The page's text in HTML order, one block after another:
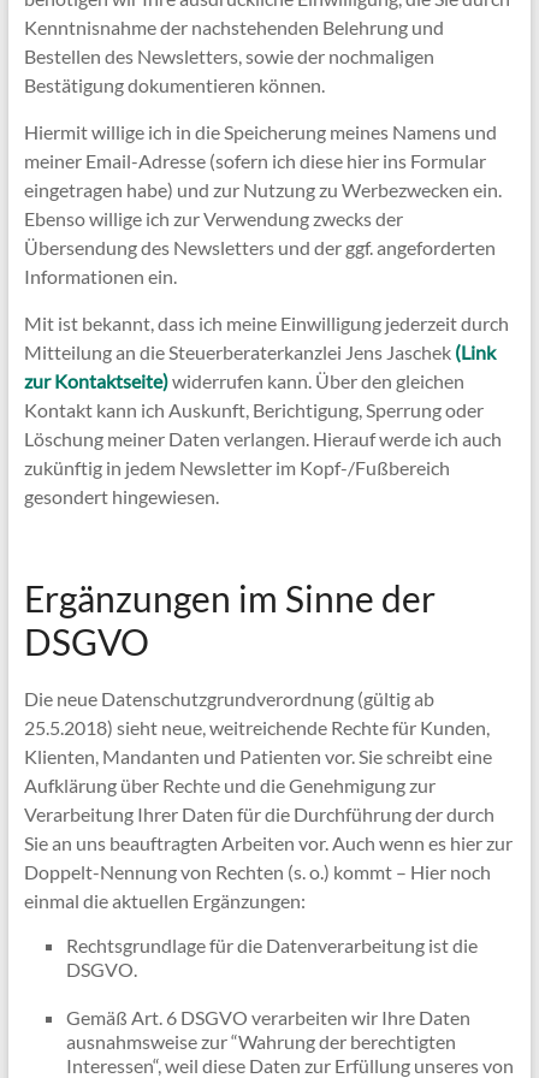
Kenntnisnahme der nachstehenden Belehrung und
Bestellen des Newsletters, sowie der nochmaligen
Bestätigung dokumentieren können.
Hiermit willige ich in die Speicherung meines Namens und
meiner Email-Adresse (sofern ich diese hier ins Formular
eingetragen habe) und zur Nutzung zu Werbezwecken ein.
Ebenso willige ich zur Verwendung zwecks der
Übersendung des Newsletters und der ggf. angeforderten
Informationen ein.
Mit ist bekannt, dass ich meine Einwilligung jederzeit durch
Mitteilung an die Steuerberaterkanzlei Jens Jaschek (Link
zur Kontaktseite)widerrufen kann. Über den gleichen
Kontakt kann ich Auskunft, Berichtigung, Sperrung oder
Löschung meiner Daten verlangen. Hierauf werde ich auch
zukünftig in jedem Newsletter im Kopf-/Fußbereich
gesondert hingewiesen.
Ergänzungen im Sinne der
DSGVO
Die neue Datenschutzgrundverordnung (gültig ab
25.5.2018) sieht neue, weitreichende Rechte für Kunden,
Klienten, Mandanten und Patienten vor. Sie schreibt eine
Aufklärung über Rechte und die Genehmigung zur
Verarbeitung Ihrer Daten für die Durchführung der durch
Sie an uns beauftragten Arbeiten vor. Auch wenn es hier zur
Doppelt-Nennung von Rechten (s. o.) kommt – Hier noch
einmal die aktuellen Ergänzungen:
Rechtsgrundlage für die Datenverarbeitung ist die
DSGVO.
Gemäß Art. 6 DSGVO verarbeiten wir Ihre Daten
ausnahmsweise zur “Wahrung der berechtigten
Interessen“, weil diese Daten zur Erfüllung unseres von